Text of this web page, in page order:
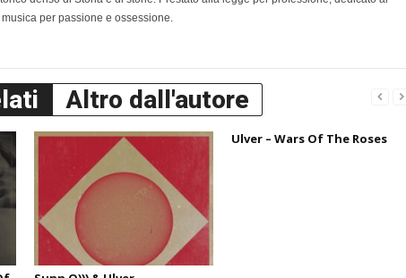
per passione e ossessione.
Altro dall'autore
Ulver – Wars Of The Roses